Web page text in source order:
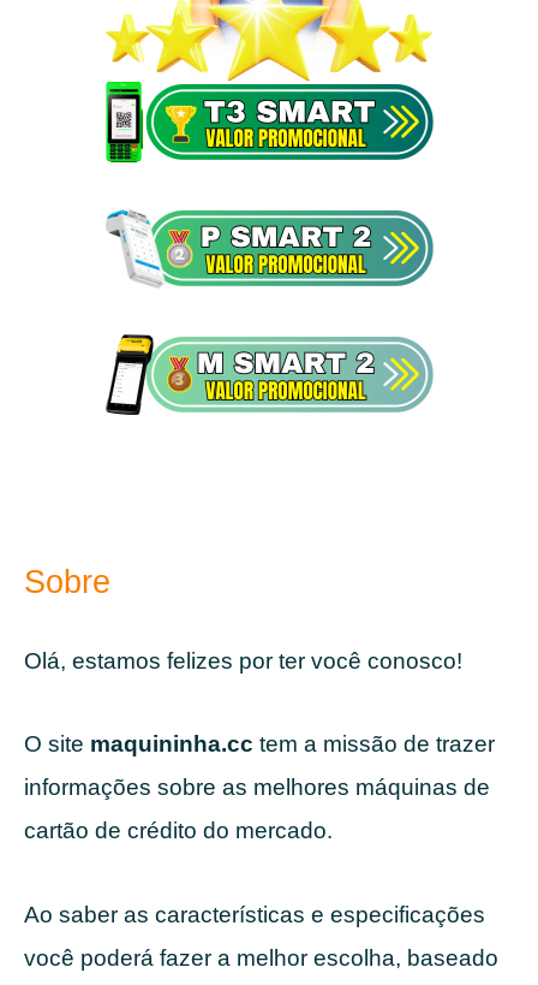
Sobre
Olá, estamos felizes por ter você conosco!
O site maquininha.cc tem a missão de trazer
informações sobre as melhores máquinas de
cartão de crédito do mercado.
Ao saber as características e especificações
você poderá fazer a melhor escolha, baseado